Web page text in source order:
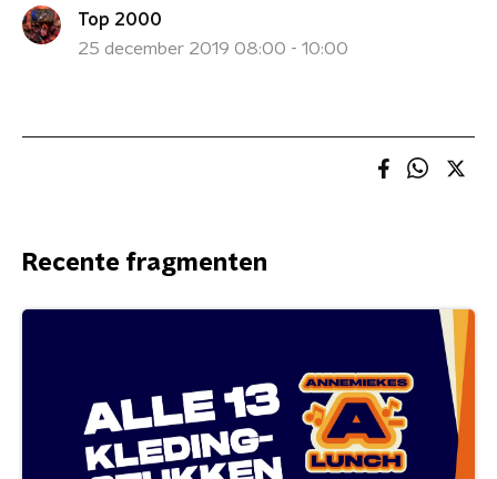
Top 2000
25 december 2019 08:00 - 10:00
Recente fragmenten